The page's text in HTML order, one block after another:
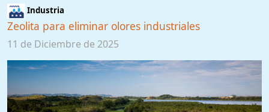
Industria
Zeolita para eliminar olores industriales
11 de Diciembre de 2025